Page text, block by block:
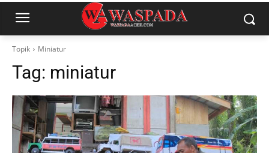
Topik Miniatur
Tag: miniatur